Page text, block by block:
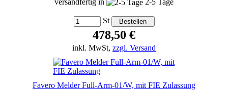
versandfertig in
2-5 Tage
St
478,50 €
inkl. MwSt, zzgl. Versand
Favero Melder Full-Arm-01/W, mit FIE Zulassung